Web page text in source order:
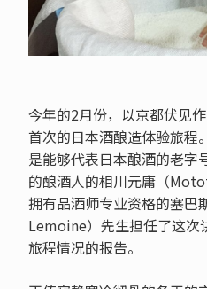
今年的2月份，以京都伏见
首次的日本酒酿造体验旅程
是能够代表日本酿酒的老字
的酿酒人的相川元庸（
拥有品酒师专业资格的塞巴
Lemoine）先生担任了这次
旅程情况的报告。